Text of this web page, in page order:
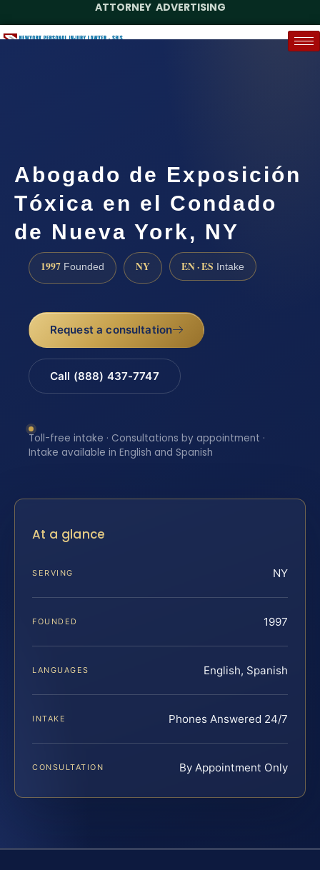
ATTORNEY ADVERTISING
Abogado de Exposición
Tóxica en el Condado
de Nueva York, NY
1997 Founded NY EN · ES Intake
Request a consultation
Call (888) 437-7747
Toll-free intake · Consultations by appointment ·
Intake available in English and Spanish
At a glance
SERVING NY
FOUNDED 1997
LANGUAGES English, Spanish
INTAKE Phones Answered 24/7
CONSULTATION By Appointment Only